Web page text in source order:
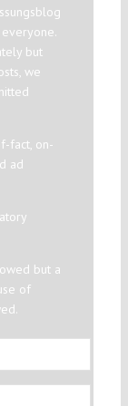
but
we
fact, on-
ad
but a
of